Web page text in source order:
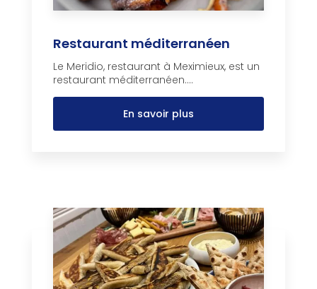
Restaurant méditerranéen
Le Meridio, restaurant à Meximieux, est un
restaurant méditerranéen....
En savoir plus